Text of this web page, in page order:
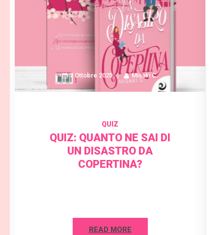
7 Ottobre 2025 Misaki C.
QUIZ
QUIZ: QUANTO NE SAI DI
UN DISASTRO DA
COPERTINA?
READ MORE